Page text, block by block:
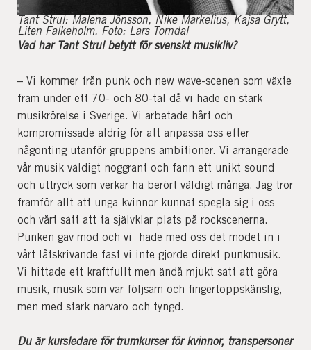
Tant Strul: Malena Jönsson, Nike Markelius, Kajsa Grytt,
Liten Falkeholm. Foto: Lars Torndal
Vad har Tant Strul betytt för svenskt musikliv?
– Vi kommer från punk och new wave-scenen som växte
fram under ett 70- och 80-tal då vi hade en stark
musikrörelse i Sverige. Vi arbetade hårt och
kompromissade aldrig för att anpassa oss efter
någonting utanför gruppens ambitioner. Vi arrangerade
vår musik väldigt noggrant och fann ett unikt sound
och uttryck som verkar ha berört väldigt många. Jag tror
framför allt att unga kvinnor kunnat spegla sig i oss
och vårt sätt att ta självklar plats på rockscenerna.
Punken gav mod och vi hade med oss det modet in i
vårt låtskrivande fast vi inte gjorde direkt punkmusik.
Vi hittade ett kraftfullt men ändå mjukt sätt att göra
musik, musik som var följsam och fingertoppskänslig,
men med stark närvaro och tyngd.
Du är kursledare för trumkurser för kvinnor, transpersoner